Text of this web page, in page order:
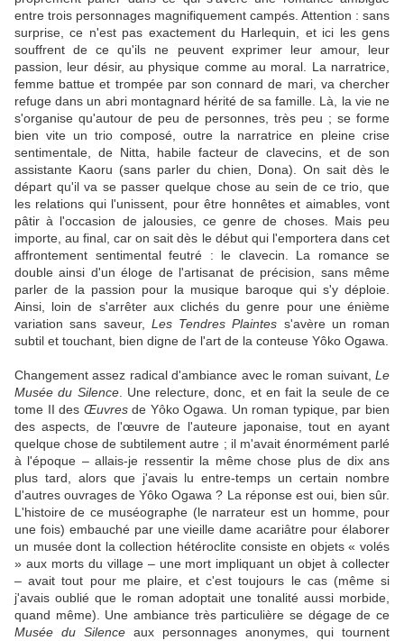
entre trois personnages magnifiquement campés. Attention : sans
surprise, ce n'est pas exactement du Harlequin, et ici les gens
souffrent de ce qu'ils ne peuvent exprimer leur amour, leur
passion, leur désir, au physique comme au moral. La narratrice,
femme battue et trompée par son connard de mari, va chercher
refuge dans un abri montagnard hérité de sa famille. Là, la vie ne
s'organise qu'autour de peu de personnes, très peu ; se forme
bien vite un trio composé, outre la narratrice en pleine crise
sentimentale, de Nitta, habile facteur de clavecins, et de son
assistante Kaoru (sans parler du chien, Dona). On sait dès le
départ qu'il va se passer quelque chose au sein de ce trio, que
les relations qui l'unissent, pour être honnêtes et aimables, vont
pâtir à l'occasion de jalousies, ce genre de choses. Mais peu
importe, au final, car on sait dès le début qui l'emportera dans cet
affrontement sentimental feutré : le clavecin. La romance se
double ainsi d'un éloge de l'artisanat de précision, sans même
parler de la passion pour la musique baroque qui s'y déploie.
Ainsi, loin de s'arrêter aux clichés du genre pour une énième
variation sans saveur, Les Tendres Plaintes s'avère un roman
subtil et touchant, bien digne de l'art de la conteuse Yôko Ogawa.
Changement assez radical d'ambiance avec le roman suivant, Le
Musée du Silence. Une relecture, donc, et en fait la seule de ce
tome II des Œuvresde Yôko Ogawa. Un roman typique, par bien
des aspects, de l'œuvre de l'auteure japonaise, tout en ayant
quelque chose de subtilement autre ; il m'avait énormément parlé
à l'époque – allais-je ressentir la même chose plus de dix ans
plus tard, alors que j'avais lu entre-temps un certain nombre
d'autres ouvrages de Yôko Ogawa ? La réponse est oui, bien sûr.
L'histoire de ce muséographe (le narrateur est un homme, pour
une fois) embauché par une vieille dame acariâtre pour élaborer
un musée dont la collection hétéroclite consiste en objets « volés
» aux morts du village – une mort impliquant un objet à collecter
– avait tout pour me plaire, et c'est toujours le cas (même si
j'avais oublié que le roman adoptait une tonalité aussi morbide,
quand même). Une ambiance très particulière se dégage de ce
Musée du Silence aux personnages anonymes, qui tournent